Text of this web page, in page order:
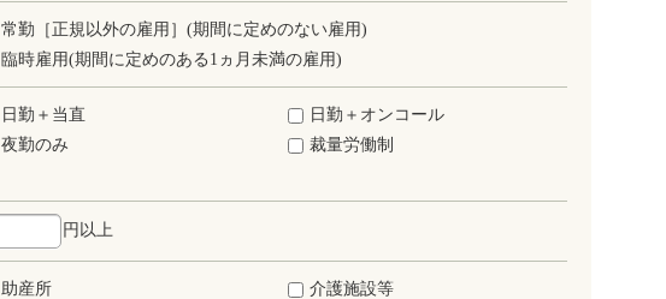
常勤［正規以外の雇用］(期間に定めのない雇用)
臨時雇用(期間に定めのある1ヵ月未満の雇用)
日勤＋当直
日勤＋オンコール
夜勤のみ
裁量労働制
円以上
助産所
介護施設等